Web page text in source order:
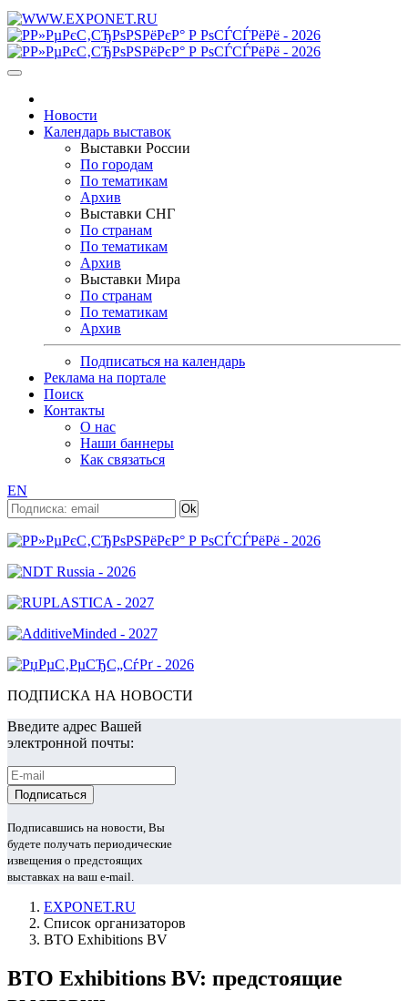
Новости
Календарь выставок
Выставки России
По городам
По тематикам
Архив
Выставки СНГ
По странам
По тематикам
Архив
Выставки Мира
По странам
По тематикам
Архив
Подписаться на календарь
Реклама на портале
Поиск
Контакты
О нас
Наши баннеры
Как связаться
EN
ПОДПИСКА НА НОВОСТИ
Введите адрес Вашей
электронной почты:
Подписавшись на новости, Вы
будете получать периодические
извещения о предстоящих
выставках на ваш e-mail.
EXPONET.RU
Список организаторов
BTO Exhibitions BV
BTO Exhibitions BV: предстоящие